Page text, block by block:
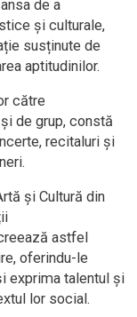
de a
și culturale,
susținute de
aptitudinilor.
către
de grup, constă
recitaluri și
și Cultură din
astfel
oferindu-le
exprima talentul și
lor social.